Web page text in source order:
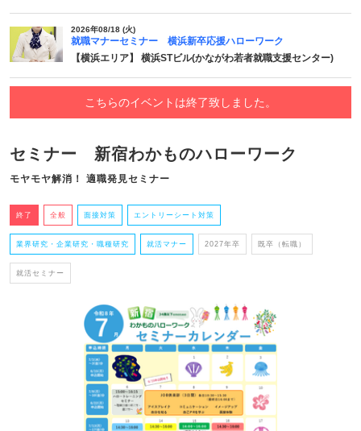
2026年08/18 (火)
就職マナーセミナー 横浜新卒応援ハローワーク
【横浜エリア】 横浜STビル(かながわ若者就職支援センター)
こちらのイベントは終了致しました。
セミナー 新宿わかものハローワーク
モヤモヤ解消！ 適職発見セミナー
終了 全般 面接対策 エントリーシート対策
業界研究・企業研究・職種研究 就活マナー 2027年卒 既卒（転職）
就活セミナー